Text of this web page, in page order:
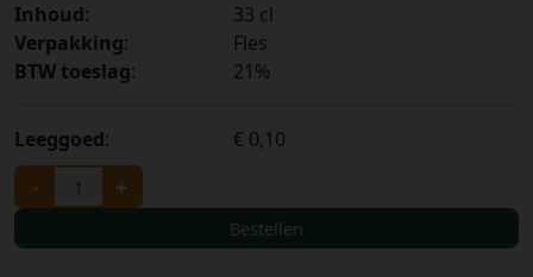
Inhoud:
33 cl
Verpakking:
Fles
BTW toeslag: 21%
Leeggoed: € 0,10
- +
Bestellen